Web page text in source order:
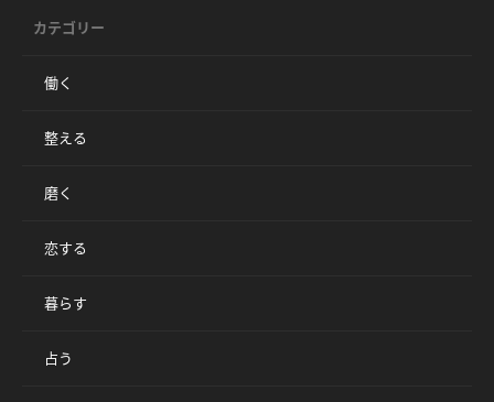
カテゴリー
働く
整える
磨く
恋する
暮らす
占う